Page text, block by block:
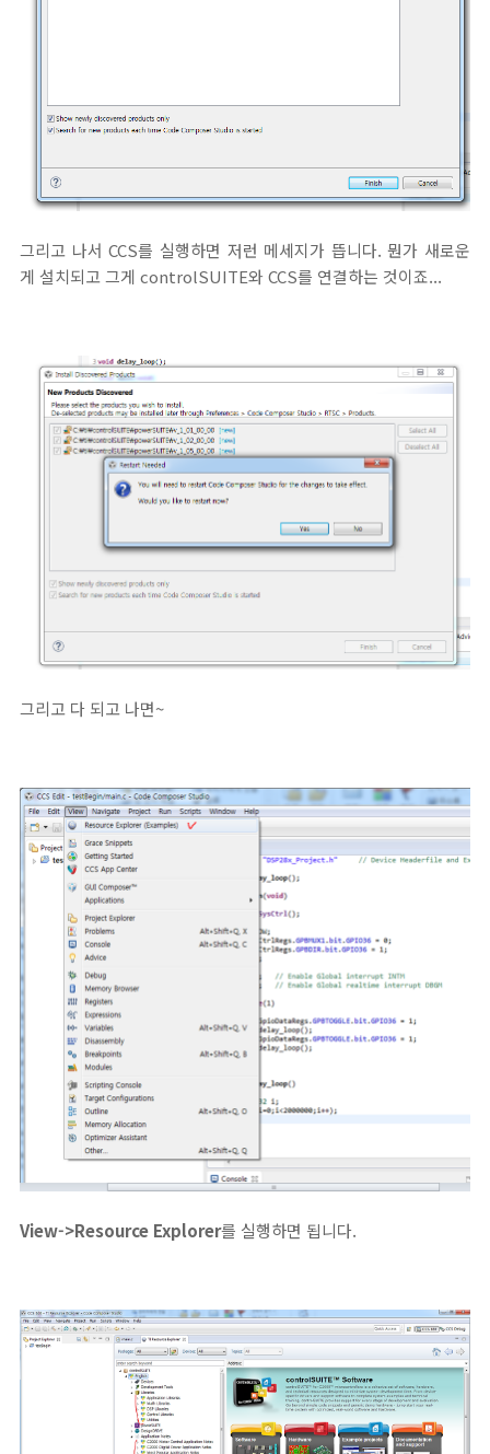
그리고 나서 CCS를 실행하면 저런 메세지가 뜹니다. 뭔가 새로운
게 설치되고 그게 controlSUITE와 CCS를 연결하는 것이죠...
그리고 다 되고 나면~
View->Resource Explorer를 실행하면 됩니다.